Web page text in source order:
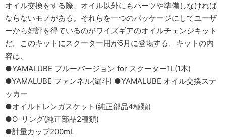
オイル交換をする際、オイル以外にもパーツや準備しなければ
ならないモノがある。それらを一つのパッケージにしてユーザ
ーから好評を得ているのがワイズギアのオイルチェンジキット
だ。このキットにスクーター用が5月に登場する。キットの内
容は、
●YAMALUBE ブルーバージョン for スクーター1L(1本)
●YAMALUBE ファンネル(漏斗) ●YAMALUBE オイル交換ステ
ッカー
●オイルドレンガスケット(純正部品4種類)
●O-リング(純正部品2種類)
●計量カップ200mL